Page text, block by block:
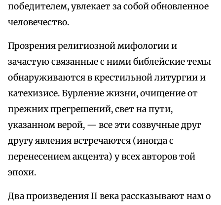
победителем, увлекает за собой обновленное
человечество.
Прозрения религиозной мифологии и
зачастую связанные с ними библейские темы
обнаруживаются в крестильной литургии и
катехизисе. Бурление жизни, очищение от
прежних прегрешений, свет на пути,
указанном верой, — все эти созвучные друг
другу явления встречаются (иногда с
перенесением акцента) у всех авторов той
эпохи.
Два произведения II века рассказывают нам о